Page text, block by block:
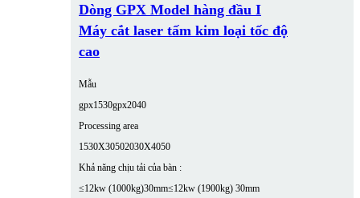
Dòng GPX Model hàng đầu I
Máy cắt laser tấm kim loại tốc độ
cao
Mẫu
gpx1530gpx2040
Processing area
1530X30502030X4050
Khả năng chịu tải của bàn :
≤12kw (1000kg)30mm≤12kw (1900kg) 30mm